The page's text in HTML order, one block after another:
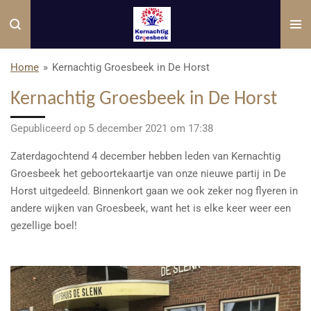
direct
naar
de
Home » Kernachtig Groesbeek in De Horst
Kernachtig Groesbeek in De Horst
Gepubliceerd op 5 december 2021 om 17:38
Zaterdagochtend 4 december hebben leden van Kernachtig
Groesbeek het geboortekaartje van onze nieuwe partij in De
Horst uitgedeeld. Binnenkort gaan we ook zeker nog flyeren in
andere wijken van Groesbeek, want het is elke keer weer een
gezellige boel!